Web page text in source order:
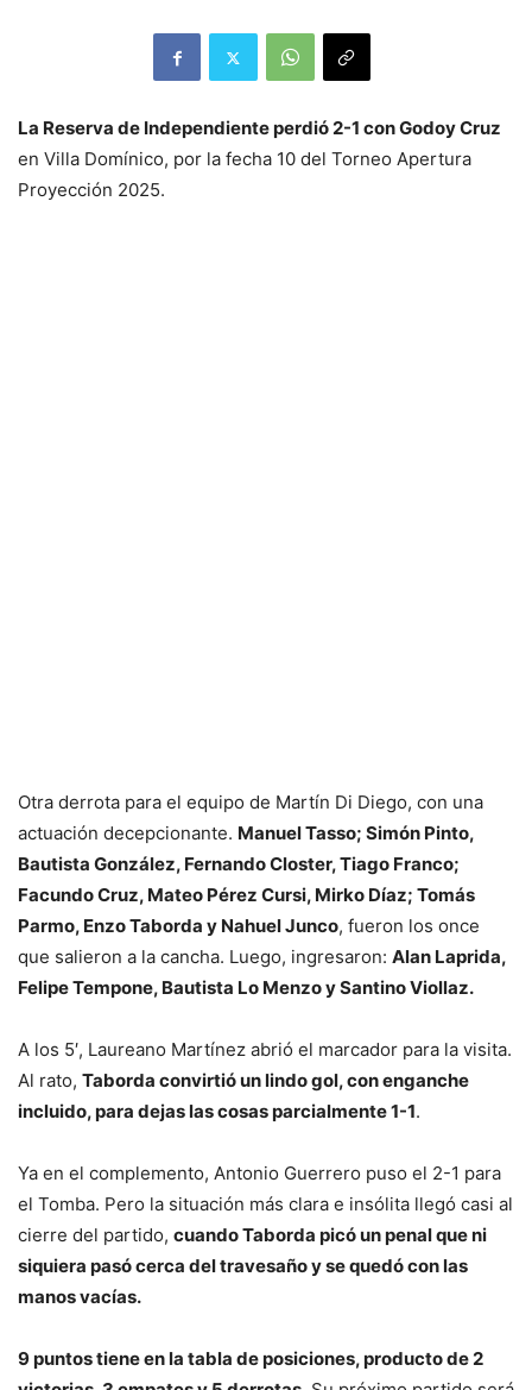
La Reserva de Independiente perdió 2-1 con Godoy Cruz
en Villa Domínico, por la fecha 10 del Torneo Apertura
Proyección 2025.
Otra derrota para el equipo de Martín Di Diego, con una
actuación decepcionante. Manuel Tasso; Simón Pinto,
Bautista González, Fernando Closter, Tiago Franco;
Facundo Cruz, Mateo Pérez Cursi, Mirko Díaz; Tomás
Parmo, Enzo Taborda y Nahuel Junco, fueron los once
que salieron a la cancha. Luego, ingresaron: Alan Laprida,
Felipe Tempone, Bautista Lo Menzo y Santino Viollaz.
A los 5′, Laureano Martínez abrió el marcador para la visita.
Al rato, Taborda convirtió un lindo gol, con enganche
incluido, para dejas las cosas parcialmente 1-1.
Ya en el complemento, Antonio Guerrero puso el 2-1 para
el Tomba. Pero la situación más clara e insólita llegó casi al
cierre del partido, cuando Taborda picó un penal que ni
siquiera pasó cerca del travesaño y se quedó con las
manos vacías.
9 puntos tiene en la tabla de posiciones, producto de 2